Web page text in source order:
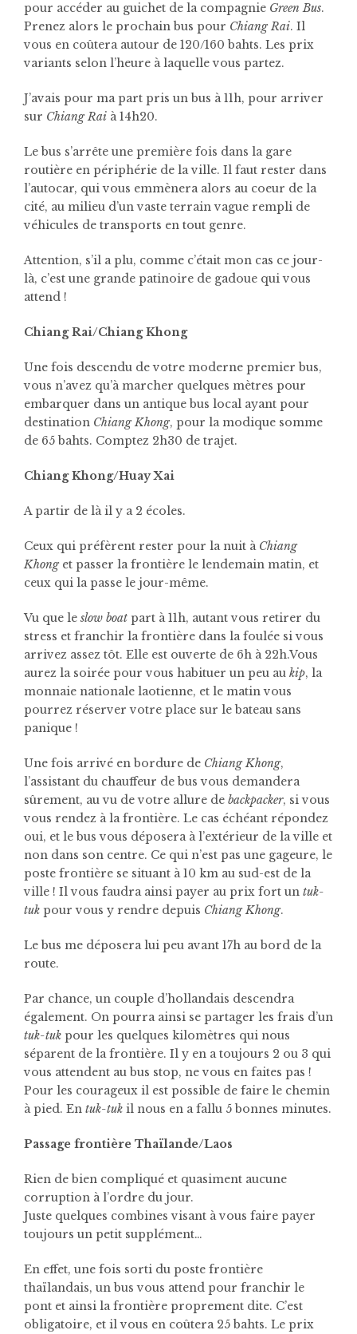
pour accéder au guichet de la compagnie Green Bus.
Prenez alors le prochain bus pour Chiang Rai. Il
vous en coûtera autour de 120/160 bahts. Les prix
variants selon l’heure à laquelle vous partez.
J’avais pour ma part pris un bus à 11h, pour arriver
sur Chiang Rai à 14h20.
Le bus s’arrête une première fois dans la gare
routière en périphérie de la ville. Il faut rester dans
l’autocar, qui vous emmènera alors au coeur de la
cité, au milieu d’un vaste terrain vague rempli de
véhicules de transports en tout genre.
Attention, s’il a plu, comme c’était mon cas ce jour-
là, c’est une grande patinoire de gadoue qui vous
attend !
Chiang Rai/Chiang Khong
Une fois descendu de votre moderne premier bus,
vous n’avez qu’à marcher quelques mètres pour
embarquer dans un antique bus local ayant pour
destination Chiang Khong, pour la modique somme
de 65 bahts. Comptez 2h30 de trajet.
Chiang Khong/Huay Xai
A partir de là il y a 2 écoles.
Ceux qui préfèrent rester pour la nuit à Chiang
Khonget passer la frontière le lendemain matin, et
ceux qui la passe le jour-même.
Vu que le slow boat part à 11h, autant vous retirer du
stress et franchir la frontière dans la foulée si vous
arrivez assez tôt. Elle est ouverte de 6h à 22h.Vous
aurez la soirée pour vous habituer un peu au kip, la
monnaie nationale laotienne, et le matin vous
pourrez réserver votre place sur le bateau sans
panique !
Une fois arrivé en bordure de Chiang Khong,
l’assistant du chauffeur de bus vous demandera
sûrement, au vu de votre allure de backpacker, si vous
vous rendez à la frontière. Le cas échéant répondez
oui, et le bus vous déposera à l’extérieur de la ville et
non dans son centre. Ce qui n’est pas une gageure, le
poste frontière se situant à 10 km au sud-est de la
ville ! Il vous faudra ainsi payer au prix fort un tuk-
tuk pour vous y rendre depuis Chiang Khong.
Le bus me déposera lui peu avant 17h au bord de la
route.
Par chance, un couple d’hollandais descendra
également. On pourra ainsi se partager les frais d’un
tuk-tuk pour les quelques kilomètres qui nous
séparent de la frontière. Il y en a toujours 2 ou 3 qui
vous attendent au bus stop, ne vous en faites pas !
Pour les courageux il est possible de faire le chemin
à pied. En tuk-tuk il nous en a fallu 5 bonnes minutes.
Passage frontière Thaïlande/Laos
Rien de bien compliqué et quasiment aucune
corruption à l’ordre du jour.
Juste quelques combines visant à vous faire payer
toujours un petit supplément…
En effet, une fois sorti du poste frontière
thaïlandais, un bus vous attend pour franchir le
pont et ainsi la frontière proprement dite. C’est
obligatoire, et il vous en coûtera 25 bahts. Le prix